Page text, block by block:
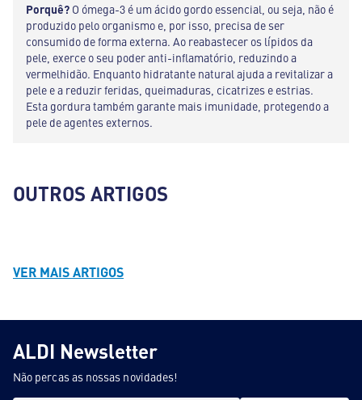
Porquê? O ómega-3 é um ácido gordo essencial, ou seja, não é
produzido pelo organismo e, por isso, precisa de ser
consumido de forma externa. Ao reabastecer os lípidos da
pele, exerce o seu poder anti-inflamatório, reduzindo a
vermelhidão. Enquanto hidratante natural ajuda a revitalizar a
pele e a reduzir feridas, queimaduras, cicatrizes e estrias.
Esta gordura também garante mais imunidade, protegendo a
pele de agentes externos.
OUTROS ARTIGOS
VER MAIS ARTIGOS
ALDI Newsletter
Não percas as nossas novidades!